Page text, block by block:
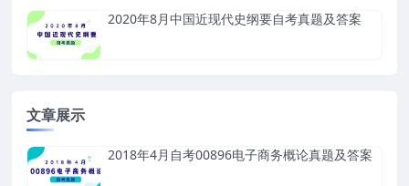
2020年8月中国近现代史纲要自考真题及答案
文章展示
2018年4月自考00896电子商务概论真题及答案